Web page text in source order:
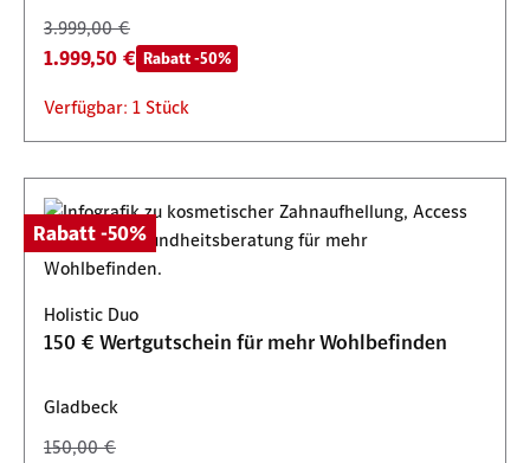
3.999,00 €
1.999,50 € Rabatt -50%
Verfügbar: 1 Stück
Rabatt -50%
Holistic Duo
150 € Wertgutschein für mehr Wohlbefinden
Gladbeck
150,00 €